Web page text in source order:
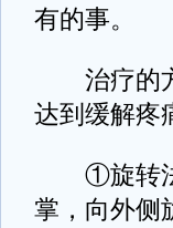
有的事。
治疗的方
达到缓解疼
①旋转法
掌，向外侧